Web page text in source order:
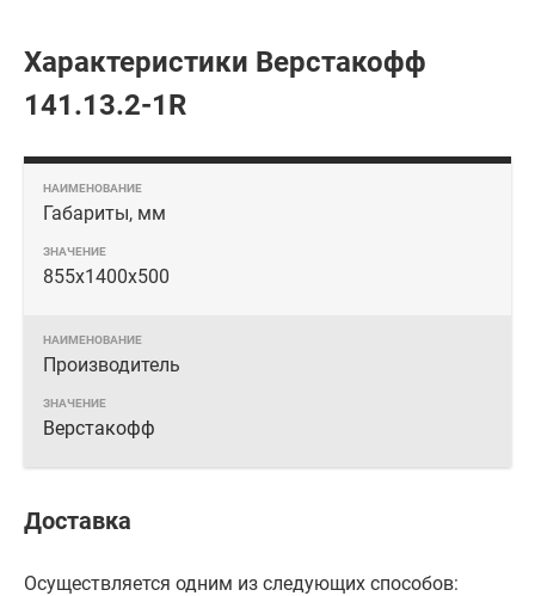
Характеристики Верстакофф
141.13.2-1R
Габариты, мм
855x1400x500
Производитель
Верстакофф
Доставка
Осуществляется одним из следующих способов: